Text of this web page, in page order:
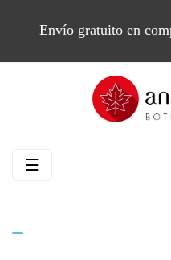
Envío gratuito en
Navegación
☰